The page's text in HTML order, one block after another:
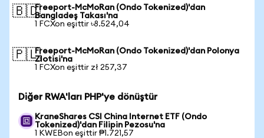
🇧🇩Freeport-McMoRan (Ondo Tokenized)'dan
Bangladeş Takası'na
1 FCXon eşittir ৳8.524,04
🇵🇱Freeport-McMoRan (Ondo Tokenized)'dan Polonya
Zlotisi'na
1 FCXon eşittir zł 257,37
Diğer RWA'ları PHP'ye dönüştür
KraneShares CSI China Internet ETF (Ondo
Tokenized)'dan Filipin Pezosu'na
1 KWEBon eşittir ₱1.721,57